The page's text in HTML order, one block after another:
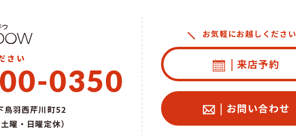
さい
0350
羽西芹川町52
曜・日曜定休）
お気軽にお越しください
| 来店予約
| お問い合わせ